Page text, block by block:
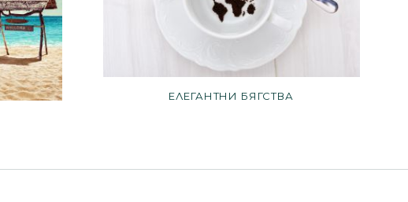
ЕЛЕГАНТНИ БЯГСТВА